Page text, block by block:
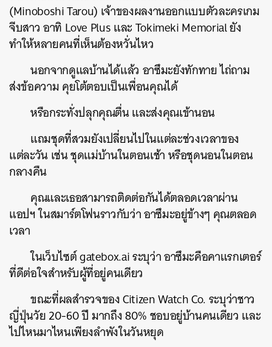
(Minoboshi Tarou) เจ้าของผลงานออกแบบตัวละครเกม
จีบสาว อาทิ Love Plus และ Tokimeki Memorial ยัง
ทำให้หลายคนที่เห็นต้องหวั่นไหว
นอกจากดูแลบ้านได้แล้ว อาซึมะยังทักทาย ไถ่ถาม
ส่งข้อความ คุยโต้ตอบเป็นเพื่อนคุณได้
หรือกระทั่งปลุกคุณตื่น และส่งคุณเข้านอน
แถมชุดที่สวมยังเปลี่ยนไปในแต่ละช่วงเวลาของ
แต่ละวัน เช่น ชุดแม่บ้านในตอนเช้า หรือชุดนอนในตอน
กลางคืน
คุณและเธอสามารถติดต่อกันได้ตลอดเวลาผ่าน
แอปฯ ในสมาร์ตโฟนราวกับว่า อาซึมะอยู่ข้างๆ คุณตลอด
เวลา
ในเว็บไซต์ gatebox.ai ระบุว่า อาซึมะคือคาแรกเตอร์
ที่ดีต่อใจสำหรับผู้ที่อยู่คนเดียว
ขณะที่ผลสำรวจของ Citizen Watch Co. ระบุว่าชาว
ญี่ปุ่นวัย 20-60 ปี มากถึง 80% ชอบอยู่บ้านคนเดียว และ
ไปไหนมาไหนเพียงลำพังในวันหยุด